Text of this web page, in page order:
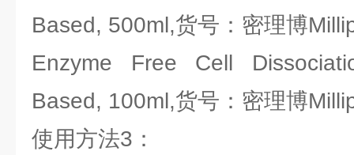
Based, 500ml,货号：密理博
Enzyme Free Cell
Based, 100ml,货号：密理博
使用方法3：